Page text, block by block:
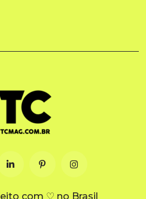
com ♡ no Brasil